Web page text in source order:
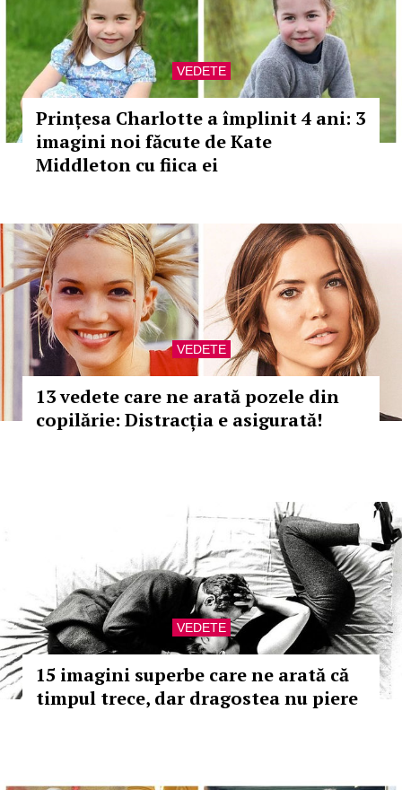
VEDETE
Prințesa Charlotte a împlinit 4 ani: 3
imagini noi făcute de Kate
Middleton cu fiica ei
VEDETE
13 vedete care ne arată pozele din
copilărie: Distracția e asigurată!
VEDETE
15 imagini superbe care ne arată că
timpul trece, dar dragostea nu piere